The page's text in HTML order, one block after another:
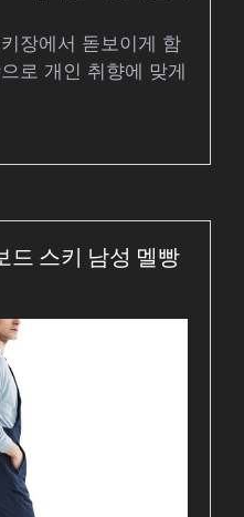
장에서 돋보이게 함
로 개인 취향에 맞게
드 스키 남성 멜빵